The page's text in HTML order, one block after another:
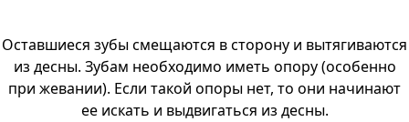
Оставшиеся зубы смещаются в сторону и вытягиваются
из десны. Зубам необходимо иметь опору (особенно
при жевании). Если такой опоры нет, то они начинают
ее искать и выдвигаться из десны.